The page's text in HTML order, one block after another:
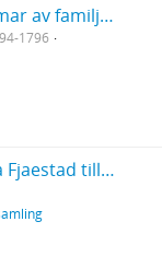
Brev från och till medlemmar av familjen Gjörwell
1796
Fotografi: Gustaf och Maja Fjaestad tillsammans med övriga medlemmar i Teosofiska samfundet i Arvika, esoteriska kretsen